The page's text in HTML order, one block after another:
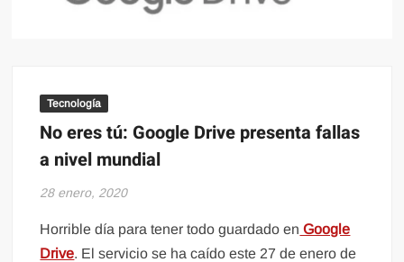
Tecnología
No eres tú: Google Drive presenta fallas
a nivel mundial
28 enero, 2020
Horrible día para tener todo guardado en Google
Drive. El servicio se ha caído este 27 de enero de